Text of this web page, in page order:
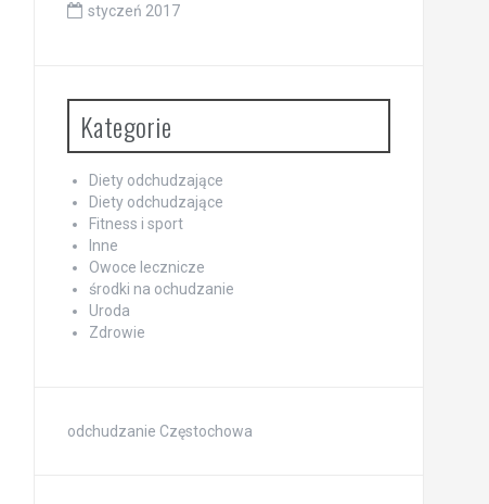
styczeń 2017
Kategorie
Diety odchudzające
Diety odchudzające
Fitness i sport
Inne
Owoce lecznicze
środki na ochudzanie
Uroda
Zdrowie
odchudzanie Częstochowa